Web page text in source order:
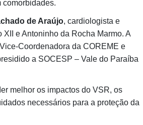
comorbidades.
de Araújo, cardiologista e
e Antoninho da Rocha Marmo. A
Coordenadora da COREME e
a SOCESP – Vale do Paraíba
melhor os impactos do VSR, os
necessários para a proteção da